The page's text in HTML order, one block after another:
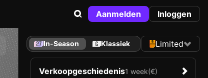
Aanmelden Inloggen
In-Season Klassiek Limited
Verkoopgeschiedenis1 week(€)